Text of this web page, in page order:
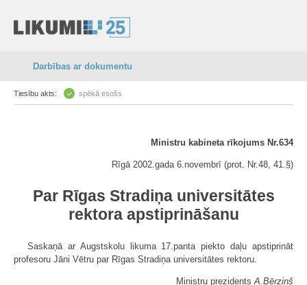
Darbības ar dokumentu
Tiesību akts: spēkā esošs
Ministru kabineta rīkojums Nr.634
Rīgā 2002.gada 6.novembrī (prot. Nr.48, 41.§)
Par Rīgas Stradiņa universitātes
rektora apstiprināšanu
Saskaņā ar Augstskolu likuma 17.panta piekto daļu apstiprināt
profesoru Jāni Vētru par Rīgas Stradiņa universitātes rektoru.
Ministru prezidentsA.Bērziņš